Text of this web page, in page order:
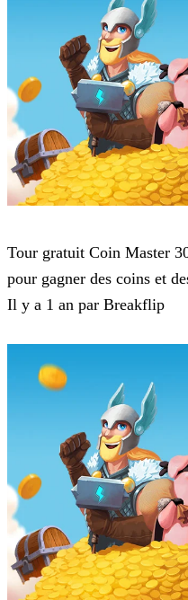
Tour gratuit Coin Master
pour gagner des coins et
Il y a 1 an par Breakflip